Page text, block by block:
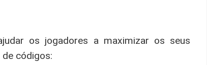
os jogadores a maximizar os seus
códigos: